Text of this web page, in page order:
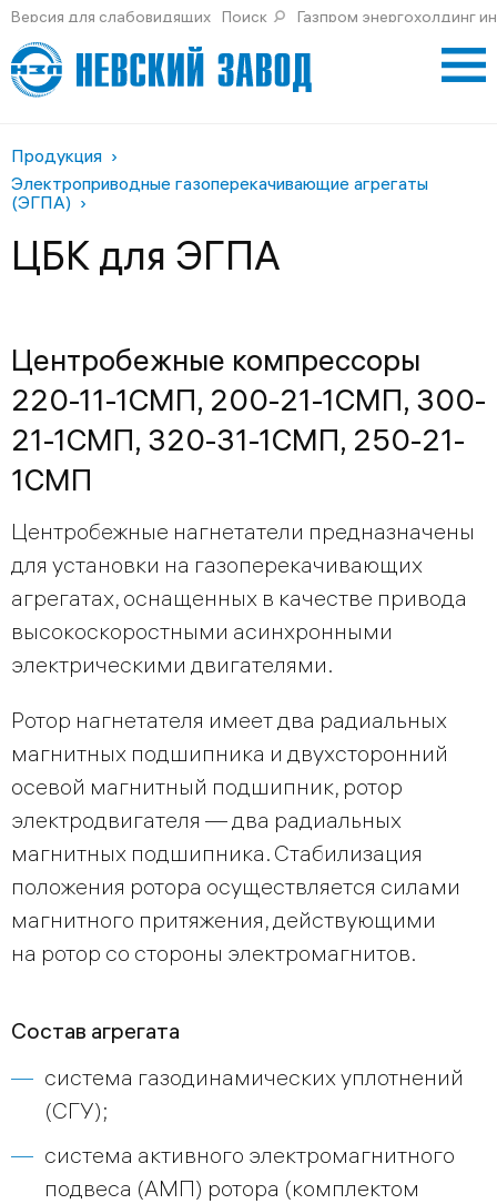
Версия для слабовидящих Поиск Газпром энергохолдинг
Продукция
Электроприводные газоперекачивающие агрегаты
(ЭГПА)
ЦБК для ЭГПА
Центробежные компрессоры
220-11-1СМП, 200-21-1СМП, 300-
21-1СМП, 320-31-1СМП, 250-21-
1СМП
Центробежные нагнетатели предназначены
для установки на газоперекачивающих
агрегатах, оснащенных в качестве привода
высокоскоростными асинхронными
электрическими двигателями.
Ротор нагнетателя имеет два радиальных
магнитных подшипника и двухсторонний
осевой магнитный подшипник, ротор
электродвигателя — два радиальных
магнитных подшипника. Стабилизация
положения ротора осуществляется силами
магнитного притяжения, действующими
на ротор со стороны электромагнитов.
Состав агрегата
система газодинамических уплотнений
(СГУ);
система активного электромагнитного
подвеса (АМП) ротора (комплектом